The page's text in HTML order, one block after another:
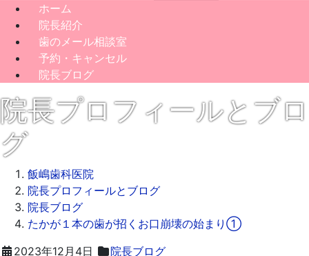
ホーム
院長紹介
歯のメール相談室
予約・キャンセル
院長ブログ
院長プロフィールとブロ
グ
飯嶋歯科医院
院長プロフィールとブログ
院長ブログ
たかが１本の歯が招くお口崩壊の始まり①
2023年12月4日
院長ブログ2023
飯